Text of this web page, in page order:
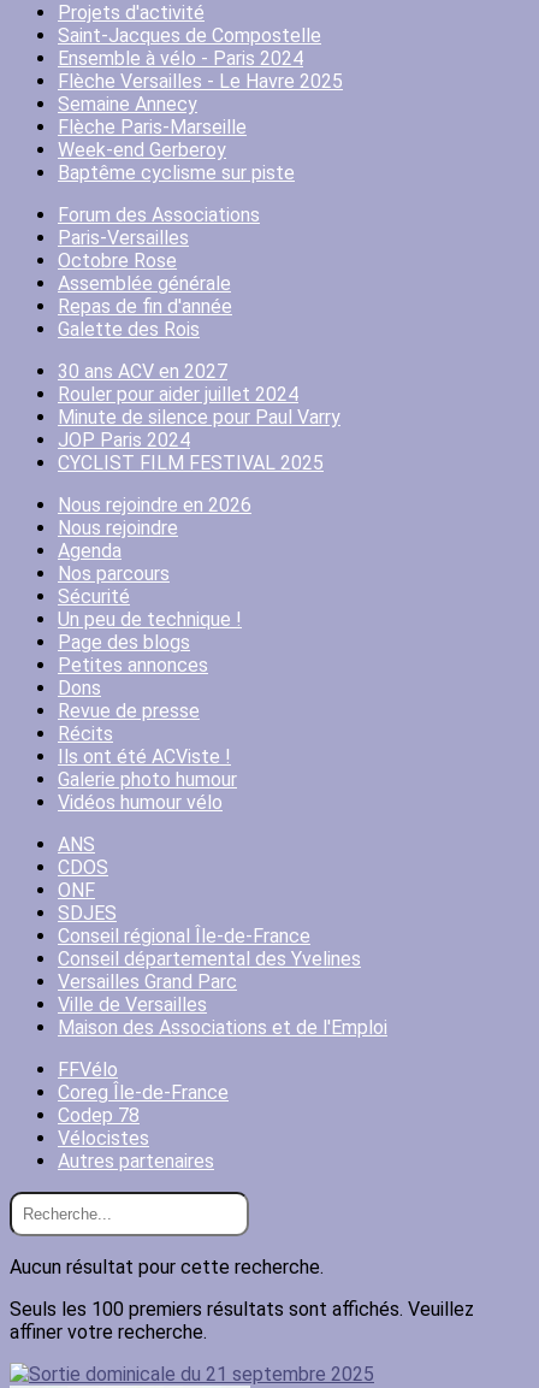
Projets d'activité
Saint-Jacques de Compostelle
Ensemble à vélo - Paris 2024
Flèche Versailles - Le Havre 2025
Semaine Annecy
Flèche Paris-Marseille
Week-end Gerberoy
Baptême cyclisme sur piste
Forum des Associations
Paris-Versailles
Octobre Rose
Assemblée générale
Repas de fin d'année
Galette des Rois
30 ans ACV en 2027
Rouler pour aider juillet 2024
Minute de silence pour Paul Varry
JOP Paris 2024
CYCLIST FILM FESTIVAL 2025
Nous rejoindre en 2026
Nous rejoindre
Agenda
Nos parcours
Sécurité
Un peu de technique !
Page des blogs
Petites annonces
Dons
Revue de presse
Récits
Ils ont été ACViste !
Galerie photo humour
Vidéos humour vélo
ANS
CDOS
ONF
SDJES
Conseil régional Île-de-France
Conseil départemental des Yvelines
Versailles Grand Parc
Ville de Versailles
Maison des Associations et de l'Emploi
FFVélo
Coreg Île-de-France
Codep 78
Vélocistes
Autres partenaires
Aucun résultat pour cette recherche.
Seuls les 100 premiers résultats sont affichés. Veuillez
affiner votre recherche.